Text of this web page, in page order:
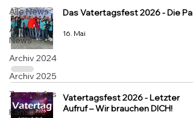
Alle News
Aktuelle
News
Archiv 2024
Archiv 2025
Zusatzinfos
Kanalinfo
Das Vatertagsfest 2026 - Die
16. Mai
Vatertagsfest 2026 - Letzter
Aufruf – Wir brauchen DICH!